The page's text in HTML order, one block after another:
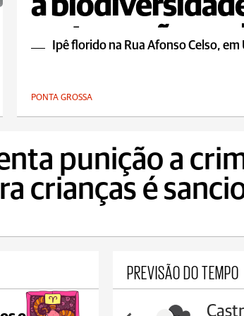
à
restauração
Ipê florido na Rua Afonso Celso, em
PONTA GROSSA
punição a
crianças é
PREVISÃO DO TEMPO
Castro